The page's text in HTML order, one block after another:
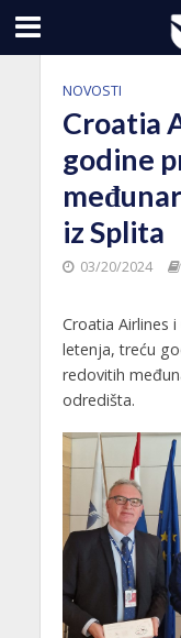
NOVOSTI
Croatia
godine
iz Splita
03/20/2024
Croatia Airlines
letenja, treću
redovitih
odredišta.